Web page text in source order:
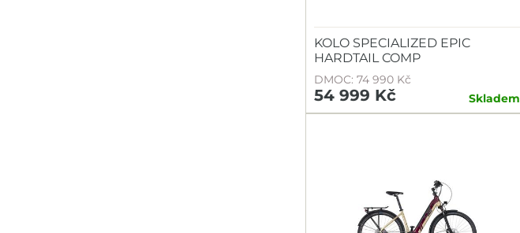
KOLO SPECIALIZED EPIC
HARDTAIL COMP
DMOC: 74 990 Kč
54 999 Kč Skladem